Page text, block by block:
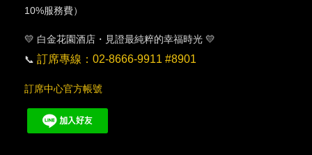
10%服務費）
💛 白金花園酒店・見證最純粹的幸福時光 💛
📞 訂席專線：02-8666-9911 #8901
訂席中心官方帳號